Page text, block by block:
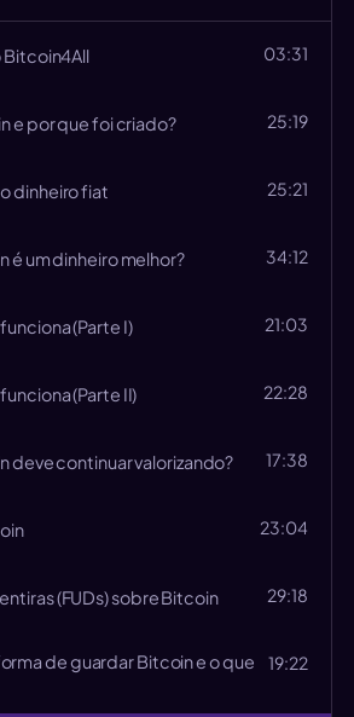
03:31
e por que foi criado? 25:19
dinheiro fiat 25:21
é um dinheiro melhor? 34:12
(Parte I) 21:03
(Parte II) 22:28
deve continuar valorizando? 17:38
23:04
(FUDs) sobre Bitcoin 29:18
de guardar Bitcoin e o que
19:22